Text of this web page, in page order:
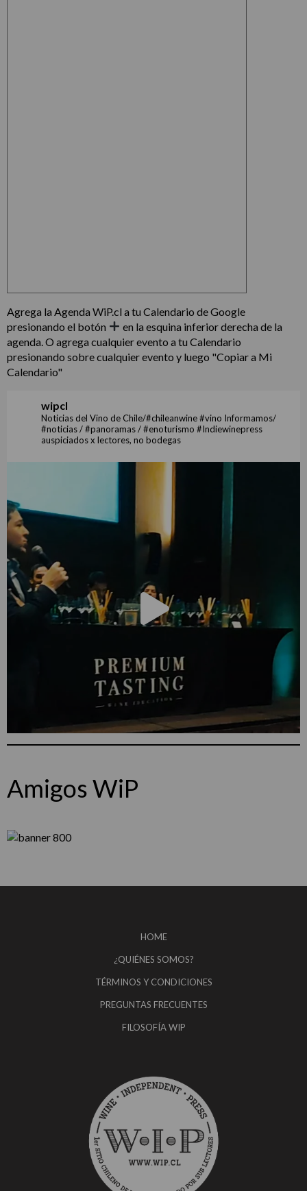
Agrega la Agenda WiP.cl a tu Calendario de Google
presionando el botón
en la esquina inferior derecha de la
agenda. O agrega cualquier evento a tu Calendario
presionando sobre cualquier evento y luego "Copiar a Mi
Calendario"
wipcl
Noticias del Vino de Chile/#chileanwine #vino Informamos/
#noticias / #panoramas / #enoturismo #Indiewinepress
auspiciados x lectores, no bodegas
Amigos WiP
HOME
¿QUIÉNES SOMOS?
TÉRMINOS Y CONDICIONES
PREGUNTAS FRECUENTES
FILOSOFÍA WIP